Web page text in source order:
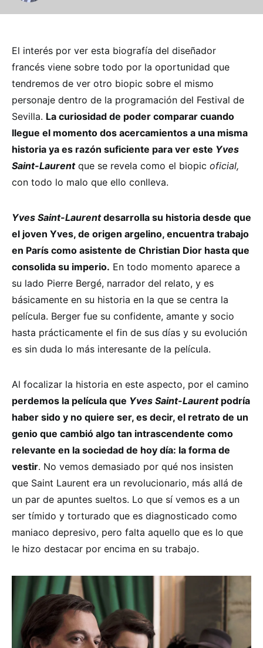
El interés por ver esta biografía del diseñador
francés viene sobre todo por la oportunidad que
tendremos de ver otro biopic sobre el mismo
personaje dentro de la programación del Festival de
Sevilla. La curiosidad de poder comparar cuando
llegue el momento dos acercamientos a una misma
historia ya es razón suficiente para ver este Yves
Saint-Laurentque se revela como el biopic oficial,
con todo lo malo que ello conlleva.
Yves Saint-Laurentdesarrolla su historia desde que
el joven Yves, de origen argelino, encuentra trabajo
en París como asistente de Christian Dior hasta que
consolida su imperio. En todo momento aparece a
su lado Pierre Bergé, narrador del relato, y es
básicamente en su historia en la que se centra la
película. Berger fue su confidente, amante y socio
hasta prácticamente el fin de sus días y su evolución
es sin duda lo más interesante de la película.
Al focalizar la historia en este aspecto, por el camino
perdemos la película que Yves Saint-Laurentpodría
haber sido y no quiere ser, es decir, el retrato de un
genio que cambió algo tan intrascendente como
relevante en la sociedad de hoy día: la forma de
vestir. No vemos demasiado por qué nos insisten
que Saint Laurent era un revolucionario, más allá de
un par de apuntes sueltos. Lo que sí vemos es a un
ser tímido y torturado que es diagnosticado como
maniaco depresivo, pero falta aquello que es lo que
le hizo destacar por encima en su trabajo.